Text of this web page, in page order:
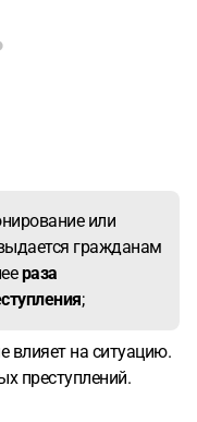
или
гражданам
раза
;
влияет на ситуацию.
преступлений.